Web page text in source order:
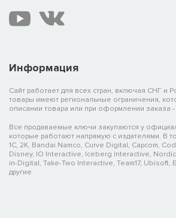
Информация
Сайт работает для всех стран, включая СНГ и
товары имеют региональные ограничения,
описании товара или при оформлении заказа -
Все продаваемые ключи закупаются у
которые работают напрямую с издателями. В
1C, 2K, Bandai Namco, Curve Digital, Capcom,
Disney, IO Interactive, Iceberg Interactive,
in-Digital, Take-Two Interactive, Team17, Ubisoft,
другие